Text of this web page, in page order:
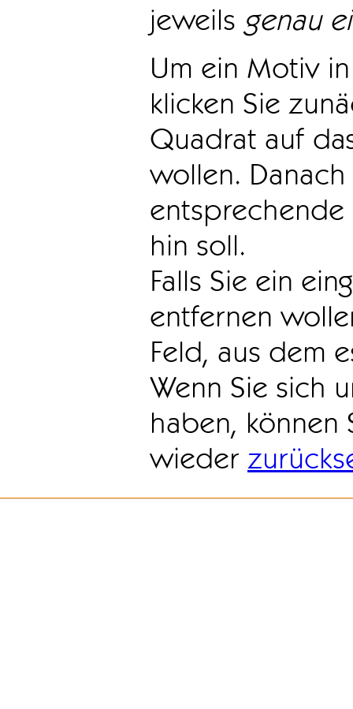
jeweils genau
Um ein Motiv
klicken Sie
Quadrat auf
wollen.
hin soll.
Falls Sie ein
entfernen
Feld, aus dem
Wenn Sie sich
haben, können
wieder